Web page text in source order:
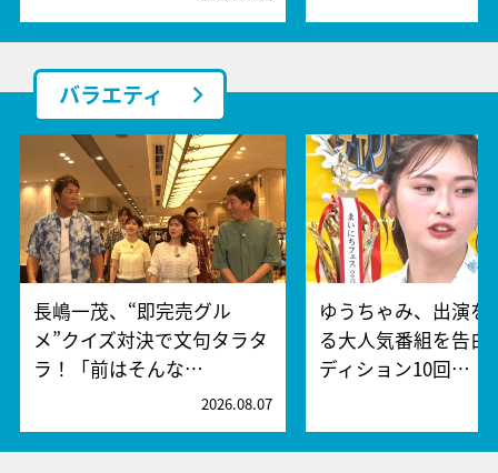
バラエティ
長嶋一茂、“即完売グル
メ”クイズ対決で文句タラタ
ラ！「前はそんな…
2026.08.07
ゆうちゃみ、出演を
る大人気番組を告白
ディション10回…